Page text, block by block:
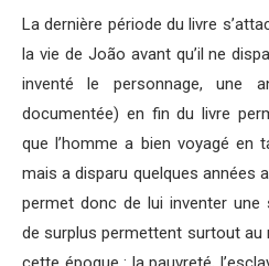
La dernière période du livre
la vie de João avant qu’il ne
inventé le personnage, une
documentée) en fin du livre
que l’homme a bien voyagé en
mais a disparu quelques années
permet donc de lui inventer une
de surplus permettent surtout au